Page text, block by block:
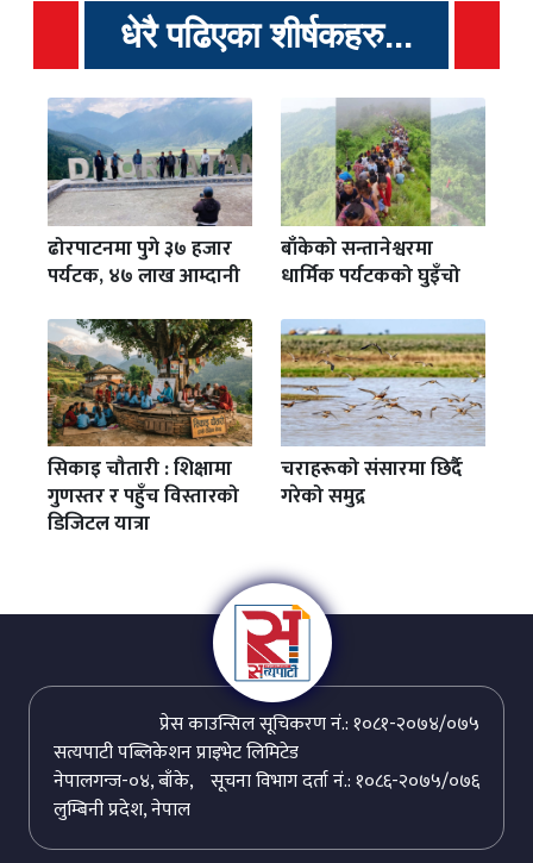
धेरै पढिएका शीर्षकहरु...
ढोरपाटनमा पुगे ३७ हजार
पर्यटक, ४७ लाख आम्दानी
बाँकेको सन्तानेश्वरमा
धार्मिक पर्यटकको घुइँचो
सिकाइ चौतारी : शिक्षामा
गुणस्तर र पहुँच विस्तारको
डिजिटल यात्रा
चराहरूको संसारमा छिर्दै
गरेको समुद्र
प्रेस काउन्सिल सूचिकरण नं.: १०८१-२०७४/०७५
सत्यपाटी पब्लिकेशन प्राइभेट लिमिटेड
सूचना विभाग दर्ता नं.: १०८६-२०७५/०७६
नेपालगन्ज-०४, बाँके,
लुम्बिनी प्रदेश, नेपाल